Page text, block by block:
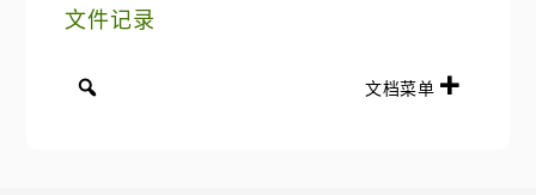
文件记录
文档菜单